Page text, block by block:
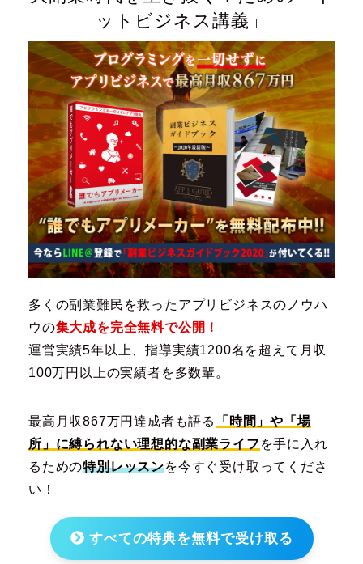
ットビジネス講義」
多くの副業難民を救ったアプリビジネスのノウハ
ウの集大成を完全無料で公開！
運営実績5年以上、指導実績1200名を超えて月収
100万円以上の実績者を多数輩。
最高月収867万円達成者も語る
「時間」や「場
所」に縛られない理想的な副業ライフ を手に入れ
るための特別レッスンを今すぐ受け取ってくださ
い！
すべての特典を無料で受け取る